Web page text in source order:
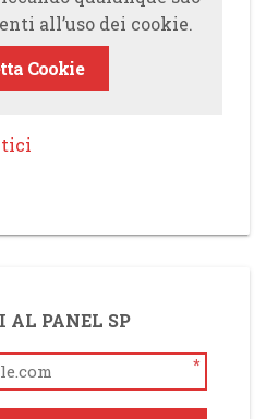
all’uso dei cookie.
Cookie
AL PANEL SP
*